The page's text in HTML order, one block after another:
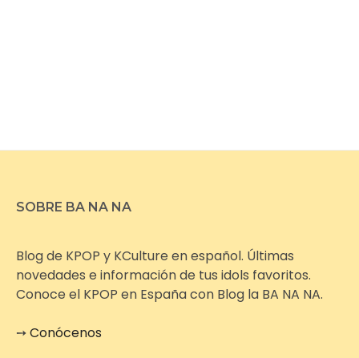
SOBRE BA NA NA
Blog de KPOP y KCulture en español. Últimas
novedades e información de tus idols favoritos.
Conoce el KPOP en España con Blog la BA NA NA.
➙Conócenos